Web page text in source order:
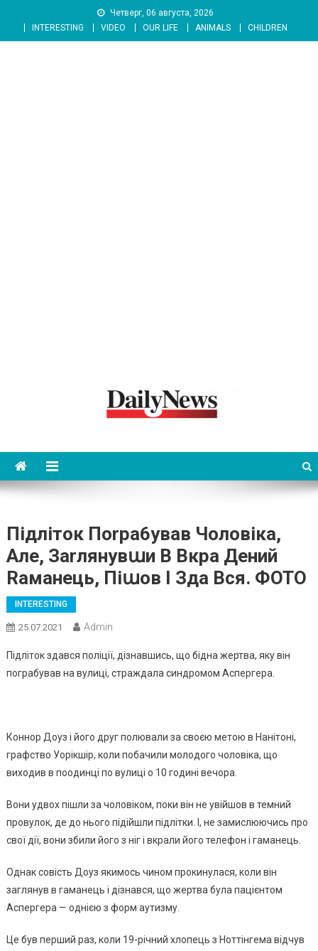
content
Четверг, 06 августа, 2026
INTERESTING
VIDEO OUR LIFE ANIMALS CHILDREN
Підліток Поrра6ував Чоловіка,
Але, Заrлянувաи В Вкра Дений
Rаманець, Піաов І Зда Вся. ФОТО
INTERESTING
25.07.2021 Admin
Підліток здався поліції, дізнавшись, що бідна жертва, яку він
пограбував на вулиці, страждала синдромом Аспергера.
Коннор Доуз і його друг полювали за своєю метою в Нанітоні,
графство Уорікшір, коли побачили молодого чоловіка, що
виходив в поодинці по вулиці о 10 годині вечора.
Вони удвох пішли за чоловіком, поки він не увійшов в темний
провулок, де до нього підійшли підлітки. І, не замислюючись про
свої дії, вони збили його з ніг і вкрали його телефон і гаманець.
Однак совість Доуз якимось чином прокинулася, коли він
заглянув в гаманець і дізнався, що жертва була пацієнтом
Аспергера — однією з форм аутизму.
Це був перший раз, коли 19-річний хлопець з Ноттінгема відчув